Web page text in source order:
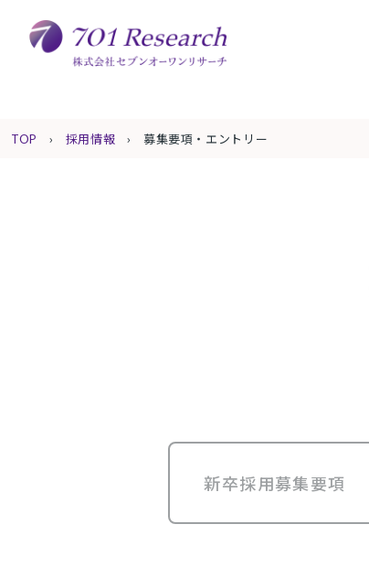
TOP 採用情報 募集要項・エントリー
新卒採用募集要項